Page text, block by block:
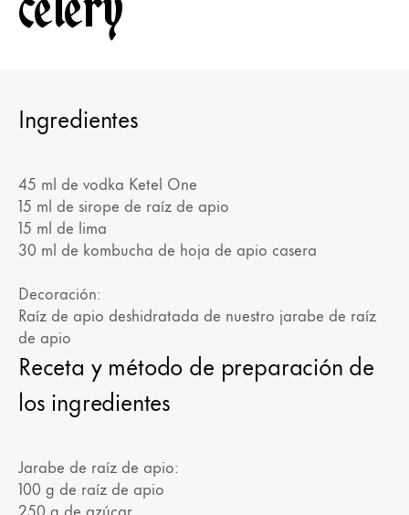
Ingredientes
45 ml de vodka Ketel One
15 ml de sirope de raíz de apio
15 ml de lima
30 ml de kombucha de hoja de apio casera
Decoración:
Raíz de apio deshidratada de nuestro jarabe de raíz
de apio
Receta y método de preparación de
los ingredientes
Jarabe de raíz de apio:
100 g de raíz de apio
250 g de azúcar